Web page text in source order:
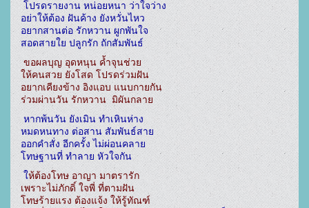
โปรดรายงาน หน่อยหนา ว่าใจว่าง
อย่าให้ต้อง ฝันค้าง ยังหวั่นไหว
อยากสานต่อ รักหวาน ผูกพันใจ
สอดสายใย ปลูกรัก ถักสัมพันธ์
ขอผลบุญ อุดหนุน ค้ำจุนช่วย
ให้คนสวย ยังโสด โปรดร่วมฝัน
อยากเคียงข้าง อิงแอบ แนบกายกัน
ร่วมผ่านวัน รักหวาน  มิผันกลาย
หมดหนทาง ต่อสาน สัมพันธ์สาย
ออกคำสั่ง อีกครั้ง ไม่ผ่อนคลาย
โทษฐานที่ ทำลาย หัวใจกัน
ให้ต้องโทษ อาญา มาตรารัก
เพราะไม่ภักดิ์ ใจพี่ ที่ตามฝัน
โทษร้ายแรง ต้องแจ้ง ให้รู้ทัณฑ์